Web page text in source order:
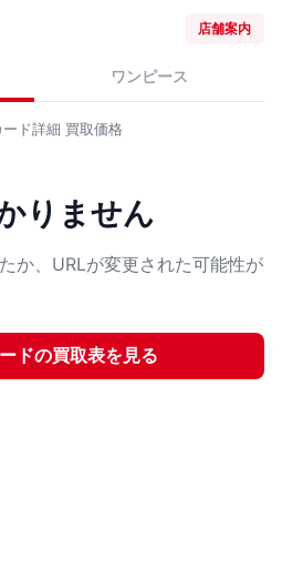
店舗案内
ワンピース
ード詳細 買取価格
りません
か、URLが変更された可能性が
ドの買取表を見る